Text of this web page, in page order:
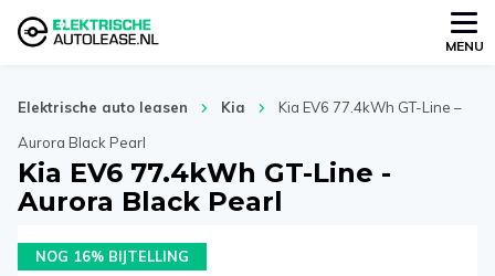
MENU
Elektrische auto leasen Kia
Kia EV6 77.4kWh GT-Line –
Aurora Black Pearl
Kia EV6 77.4kWh GT-Line -
Aurora Black Pearl
NOG 16% BIJTELLING